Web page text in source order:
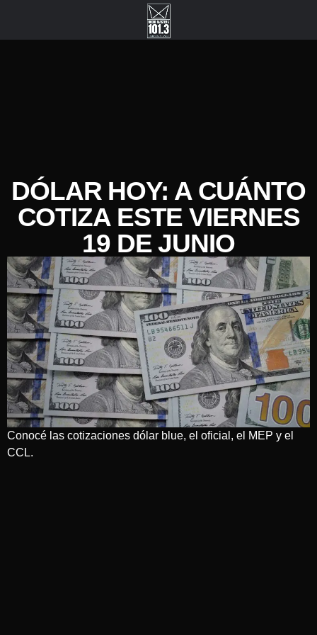
DÓLAR HOY: A CUÁNTO
COTIZA ESTE VIERNES
19 DE JUNIO
Conocé las cotizaciones dólar blue, el oficial, el MEP y el
CCL.